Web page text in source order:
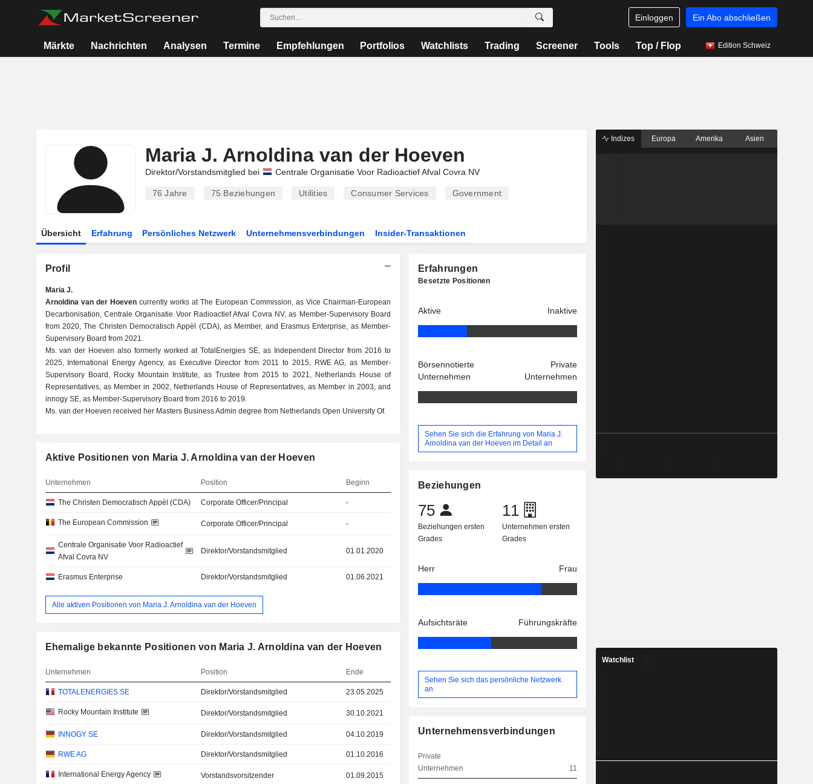
Einloggen Ein Abo abschließen
Märkte Nachrichten Analysen Termine Empfehlungen Portfolios Watchlists Trading Screener Tools Top / Flop Edition Schweiz
Maria J. Arnoldina van der Hoeven
Direktor/Vorstandsmitglied bei Centrale Organisatie Voor Radioactief Afval Covra NV
76 Jahre 75 Beziehungen Utilities Consumer Services Government
Übersicht Erfahrung Persönliches Netzwerk Unternehmensverbindungen Insider-Transaktionen
Profil
Maria J.
Arnoldina van der Hoevencurrently works at The European Commission, as Vice Chairman-European
Decarbonisation, Centrale Organisatie Voor Radioactief Afval Covra NV, as Member-Supervisory Board
from 2020, The Christen Democratisch Appèl (CDA), as Member, and Erasmus Enterprise, as Member-
Supervisory Board from 2021.
Ms. van der Hoeven also formerly worked at TotalEnergies SE, as Independent Director from 2016 to
2025, International Energy Agency, as Executive Director from 2011 to 2015, RWE AG, as Member-
Supervisory Board, Rocky Mountain Institute, as Trustee from 2015 to 2021, Netherlands House of
Representatives, as Member in 2002, Netherlands House of Representatives, as Member in 2003, and
innogy SE, as Member-Supervisory Board from 2016 to 2019.
Ms. van der Hoeven received her Masters Business Admin degree from Netherlands Open University Of.
Aktive Positionen von Maria J. Arnoldina van der Hoeven
Unternehmen Position Beginn
The Christen Democratisch Appèl (CDA) Corporate Officer/Principal -
The European Commission Corporate Officer/Principal -
Centrale Organisatie Voor Radioactief
Afval Covra NV
Direktor/Vorstandsmitglied 01.01.2020
Erasmus Enterprise Direktor/Vorstandsmitglied 01.06.2021
Alle aktiven Positionen von Maria J. Arnoldina van der Hoeven
Ehemalige bekannte Positionen von Maria J. Arnoldina van der Hoeven
Unternehmen Position Ende
TOTALENERGIES SE Direktor/Vorstandsmitglied 23.05.2025
Rocky Mountain Institute Direktor/Vorstandsmitglied 30.10.2021
INNOGY SE Direktor/Vorstandsmitglied 04.10.2019
RWE AG Direktor/Vorstandsmitglied 01.10.2016
International Energy Agency Vorstandsvorsitzender
01.09.2015
Erfahrungen
Besetzte Positionen
Aktive Inaktive
Börsennotierte
Unternehmen
Private
Unternehmen
Sehen Sie sich die Erfahrung von Maria J.
Arnoldina van der Hoeven im Detail an
Beziehungen
75
Beziehungen ersten
Grades
11
Unternehmen ersten
Grades
Herr Frau
Aufsichtsräte Führungskräfte
Sehen Sie sich das persönliche Netzwerk
an
Unternehmensverbindungen
Private
Unternehmen
11
Indizes Europa Amerika Asien
Watchlist